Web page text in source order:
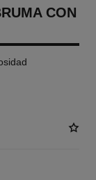
CON